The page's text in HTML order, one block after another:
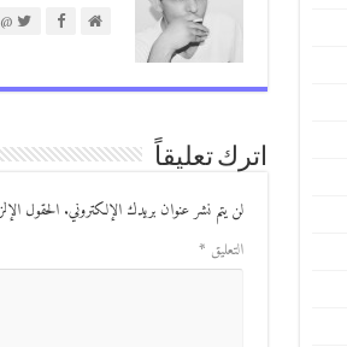
@https://twitter.com/sawalha1965
اترك تعليقاً
لن يتم نشر عنوان بريدك الإلكتروني. الحقول
التعليق *